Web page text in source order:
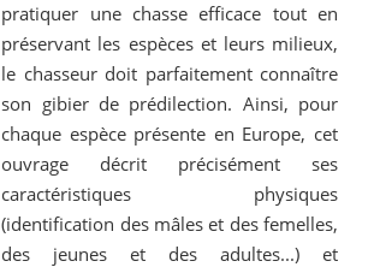
pratiquer une chasse efficace tout en
préservant les espèces et leurs milieux,
le chasseur doit parfaitement connaître
son gibier de prédilection. Ainsi, pour
chaque espèce présente en Europe, cet
ouvrage décrit précisément ses
caractéristiques physiques
(identification des mâles et des femelles,
des jeunes et des adultes...) et